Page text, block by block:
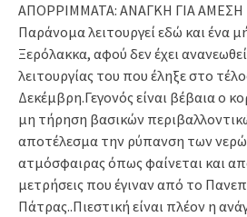
ΑΠΟΡΡΙΜΜΑΤΑ: ΑΝΑΓΚΗ ΓΙΑ ΑΜΕΣΗ
Παράνομα λειτουργεί εδώ και ένα
Ξερόλακκα, αφού δεν έχει
λειτουργίας του που έληξε στο
Δεκέμβρη.Γεγονός είναι βέβαια ο
μη τήρηση βασικών
αποτέλεσμα την ρύπανση των
ατμόσφαιρας όπως φαίνεται και
μετρήσεις που έγιναν από το
Πάτρας..Πιεστική είναι πλέον η